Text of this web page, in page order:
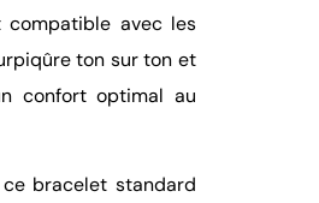
avec les
ton sur ton et
confort optimal au
bracelet standard